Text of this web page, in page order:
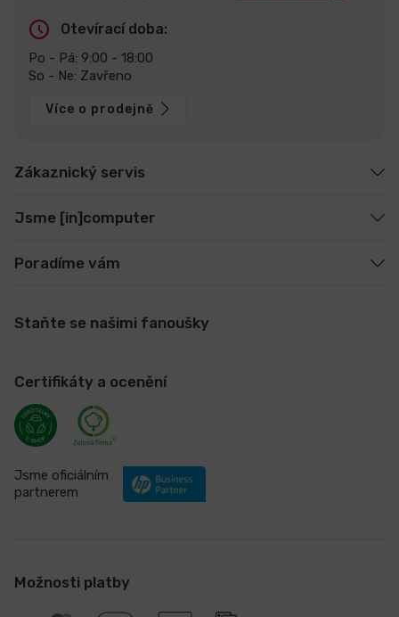
Otevírací doba:
Po - Pá: 9:00 - 18:00
So - Ne: Zavřeno
Více o prodejně
Zákaznický servis
Jsme [in]computer
Poradíme vám
Staňte se našimi fanoušky
Certifikáty a ocenění
Jsme oficiálním
partnerem
Možnosti platby